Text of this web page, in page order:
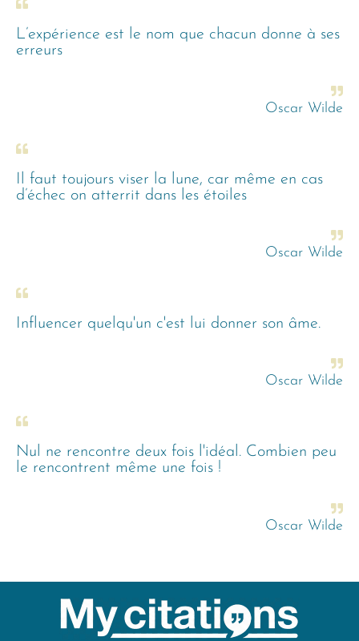
L’expérience est le nom que chacun donne à ses
erreurs
Oscar Wilde
Il faut toujours viser la lune, car même en cas
d’échec on atterrit dans les étoiles
Oscar Wilde
Influencer quelqu'un c'est lui donner son âme.
Oscar Wilde
Nul ne rencontre deux fois l'idéal. Combien peu
le rencontrent même une fois !
Oscar Wilde